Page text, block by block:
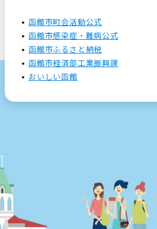
函館市町会活動公式
函館市感染症・難病公式
函館市ふるさと納税
函館市経済部工業振興課
おいしい函館